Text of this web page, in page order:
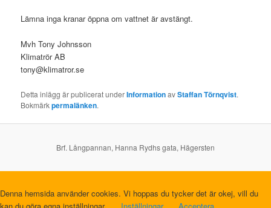
Lämna inga kranar öppna om vattnet är avstängt.
Mvh Tony Johnsson
Klimatrör AB
tony@klimatror.se
Detta inlägg är publicerat underInformationavStaffan Törnqvist.
Bokmärkpermalänken.
Brf. Långpannan, Hanna Rydhs gata, Hägersten
Denna hemsida använder cookies. Vi hoppas du tycker det är okej, vill du